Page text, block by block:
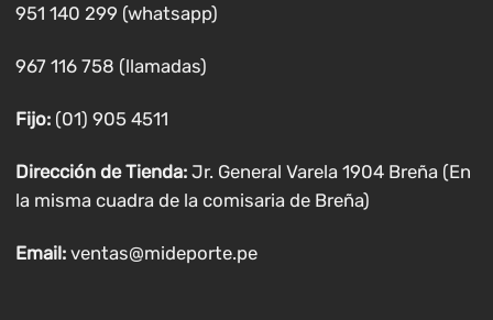
951 140 299 (whatsapp)
967 116 758 (llamadas)
Fijo:(01) 905 4511
Dirección de Tienda: Jr. General Varela 1904 Breña (En
la misma cuadra de la comisaria de Breña)
Email: ventas@mideporte.pe